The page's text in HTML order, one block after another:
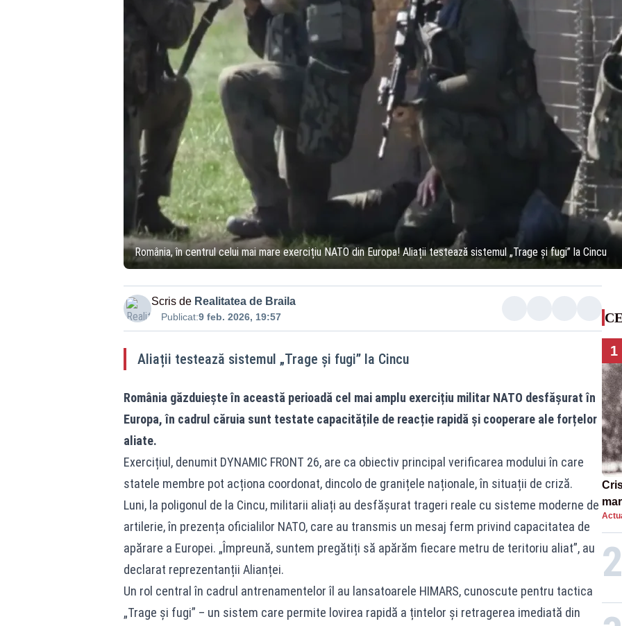
România, în centrul celui mai mare exercițiu NATO din Europa! Aliații testează sistemul „Trage și fugi” la Cincu
Scris de Realitatea de Braila
Publicat:9 feb. 2026, 19:57
Aliații testează sistemul „Trage și fugi” la Cincu
România găzduiește în această perioadă cel mai amplu exercițiu militar NATO desfășurat în
Europa, în cadrul căruia sunt testate capacitățile de reacție rapidă și cooperare ale forțelor
aliate.
Exercițiul, denumit DYNAMIC FRONT 26, are ca obiectiv principal verificarea modului în care
statele membre pot acționa coordonat, dincolo de granițele naționale, în situații de criză.
Luni, la poligonul de la Cincu, militarii aliați au desfășurat trageri reale cu sisteme moderne de
artilerie, în prezența oficialilor NATO, care au transmis un mesaj ferm privind capacitatea de
apărare a Europei. „Împreună, suntem pregătiți să apărăm fiecare metru de teritoriu aliat”, au
declarat reprezentanții Alianței.
Un rol central în cadrul antrenamentelor îl au lansatoarele HIMARS, cunoscute pentru tactica
„Trage și fugi” – un sistem care permite lovirea rapidă a țintelor și retragerea imediată din
1
„O
2